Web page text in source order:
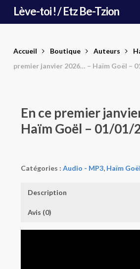
Lève-toi ! / Etz Be-Tzion
Accueil Boutique Auteurs
premier janvier 2026… – Haïm Goël –
En ce premier
Haïm Goël – 01/01/
Catégories : Audio - MP3, Haïm Goël
Description
Avis (0)